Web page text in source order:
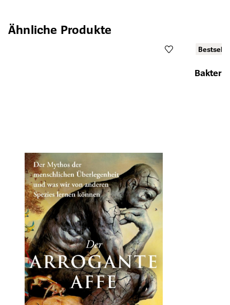
Produktgalerie überspringen
Ähnliche Produkte